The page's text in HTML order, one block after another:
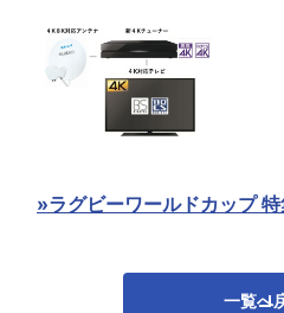
»ラグビーワールドカップ
一覧へ